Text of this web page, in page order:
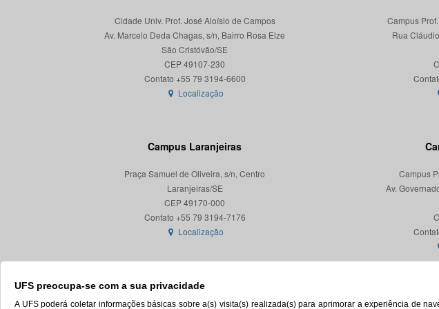
UFS preocupa-se com a sua privacidade
A UFS poderá coletar informações básicas sobre a(s) visita(s) realizada(s) para aprimorar a experiência de
Cidade Univ. Prof. José Aloísio de Campos
Av. Marcelo Deda Chagas, s/n, Bairro Rosa Elze
São Cristóvão/SE
CEP 49107-230
Localização
Campus
Rua
Campus Laranjeiras
Praça Samuel de Oliveira, s/n, Centro
Laranjeiras/SE
CEP 49170-000
Localização
Campus
Av.